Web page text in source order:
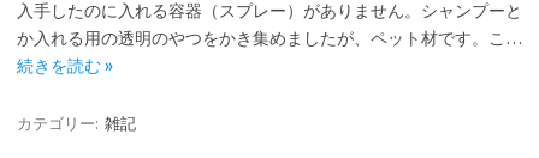
入手したのに入れる容器（スプレー）がありません。シャンプーと
か入れる用の透明のやつをかき集めましたが、ペット材です。こ…
続きを読む »
カテゴリー: 雑記